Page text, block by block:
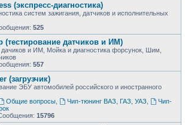
(экспресс-диагностика)
систем зажигания, датчиков и исполнительных
525
(тестирование датчиков и ИМ)
дачиков и ИМ, Мойка и диагностика форсунок, Шим,
557
(загрузчик)
ЭБУ автомобилей российского и иностранного
Общие вопросы, Чип-тюнинг ВАЗ, ГАЗ, УАЗ
Чип-
15796